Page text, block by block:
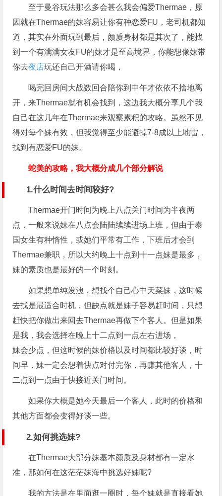
至于曼谷玩法那么多会甚么我会偏爱Thermae，原
因就在Thermae的妹容易让你有种恋爱FU，老司机都知
道，其实在外面玩到最后，颜质身材都是其次了，能找
到一个有满满女友FU的妹才是至高境界，你能想像妹带
你去夜店玩还自己开酒请你喝，
喝完回房间大战数回合陪你到中午才依依不捨地离
开，来Thermae就有机会找到，这边我大概分享几个我
自己在这几年在Thermae来观察累积的攻略。虽然不见
得对每个妹有效，但我觉得至少能避掉7-8成以上地雷，
找到有恋爱FU的妹。
蛇美的攻略，我大概分成几个部分解说
1.什么时间去时间较好?
Thermae开门时间为晚上八点关门时间为半夜两
点，一般来说妹在八点会陆陆续续进场上班，但由于泰
国女生有种惰性，或她们平常有工作，下班后才会到
Thermae兼职，所以大约晚上十点到十一点妹是最多，
妹的素质也是最好的一个时刻。
如果想单纯发洩，想找个自己心中天菜妹，这时候
去找是最适合时机，但缺点就是妹子容易赶时间，只想
赶快把你做出来回去Thermae再做下个客人。但是如果
是我，我会选择在晚上十二点到一点左右进场，
妹会少点，但这时候的妹价格以及时间都比较好谈，时
间早，妹一定会想着快点对付完你，再赚其他客人，十
二点到一点由于快接近关门时间。
如果你大概是她今天最后一个客人，此时的价格和
其他方面都会变得好谈一些。
2.如何挑选妹?
在Thermae大部分妹基本颜质及身材都有一定水
准，那如何在这茫茫妹海中挑选好妹呢?
我的方法是在里面逛一圈时，每个妹就是直接看她